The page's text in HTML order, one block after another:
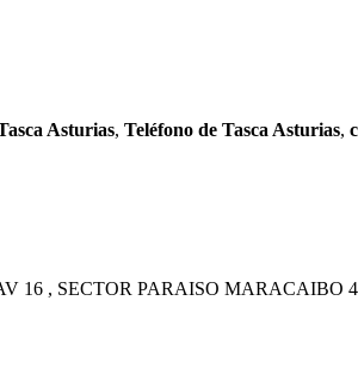
Asturias, Teléfono de Tasca Asturias,
16 , SECTOR PARAISO MARACAIBO